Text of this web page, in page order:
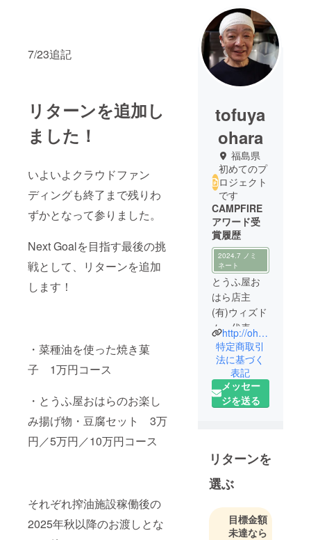
7/23追記
リターンを追加し
ました！
いよいよクラウドファン
ディングも終了まで残りわ
ずかとなって参りました。
Next Goalを目指す最後の挑
戦として、リターンを追加
します！
・菜種油を使った焼き菓
子 1万円コース
・とうふ屋おはらのお楽し
み揚げ物・豆腐セット 3万
円／5万円／10万円コース
それぞれ搾油施設稼働後の
2025年秋以降のお渡しとな
tofuya
ohara
福島県
初めてのプ
ロジェクト
です
CAMPFIRE
アワード受
賞履歴
2024.7 ノミ
ネート
とうふ屋お
はら店主
(有)ウィズド
ム 代表取
締役
１９５９年
香川県生ま
れ。転勤族
の親の関係
阪府立天王
寺高校ラグ
ビー部。京
部卒。東京
で、映像制
http://ohara21.com
特定商取引
法に基づく
表記
メッセー
ジを送る
リターンを
選ぶ
目標金額
未達なら